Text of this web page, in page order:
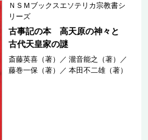
ＮＳＭブックスエソテリカ宗教書シ
リーズ
古事記の本 高天原の神々と
古代天皇家の謎
斎藤英喜（著） ／瀧音能之（著）
／
藤巻一保（著）
／本田不二雄（著）